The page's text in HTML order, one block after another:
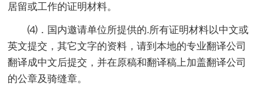
居留或工作的证明材料。
⑷．国内邀请单位所提供的.所有证明材料以中文或
英文提交，其它文字的资料，请到本地的专业翻译公司
翻译成中文后提交，并在原稿和翻译稿上加盖翻译公司
的公章及骑缝章。